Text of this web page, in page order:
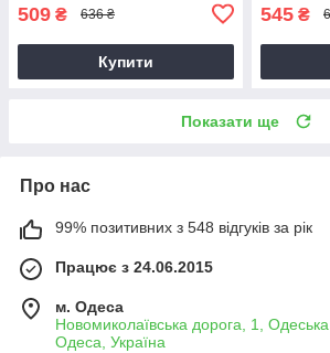
509 ₴ 636 ₴
Купити
545 ₴
Показати ще
Про нас
99% позитивних з 548 відгуків за рік
Працює з 24.06.2015
м. Одеса
Новомиколаївська дорога, 1,
Одеса, Україна